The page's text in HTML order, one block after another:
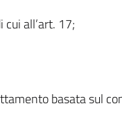
all’art. 17;
basata sul